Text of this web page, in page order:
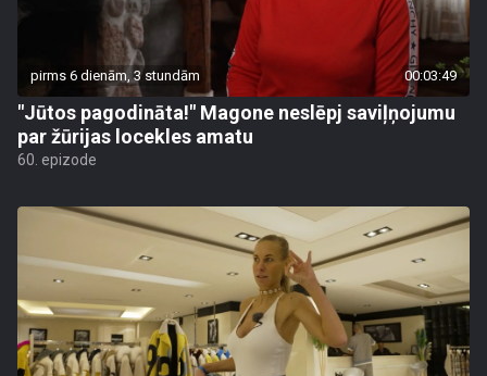
pirms 6 dienām, 3 stundām 00:03:49
"Jūtos pagodināta!" Magone neslēpj saviļņojumu
par žūrijas locekles amatu
60. epizode